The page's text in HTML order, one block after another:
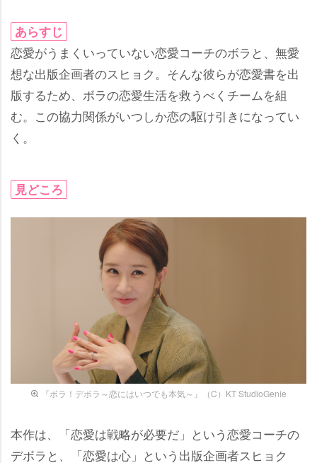
あらすじ
恋愛がうまくいっていない恋愛コーチのボラと、無愛
想な出版企画者のスヒョク。そんな彼らが恋愛書を出
版するため、ボラの恋愛生活を救うべくチームを組
む。この協力関係がいつしか恋の駆け引きになってい
く。
見どころ
『ボラ！デボラ～恋にはいつでも本気～』（C）KT StudioGenie
本作は、「恋愛は戦略が必要だ」という恋愛コーチの
デボラと、「恋愛は心」という出版企画者スヒョク